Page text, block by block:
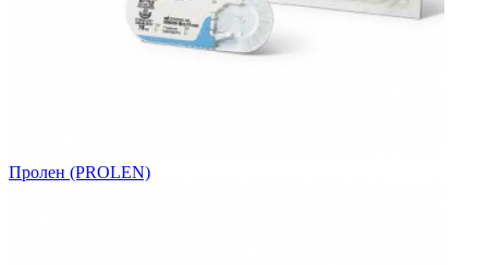
Пролен (PROLEN)